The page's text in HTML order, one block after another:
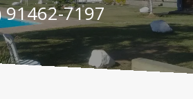
91462-7197